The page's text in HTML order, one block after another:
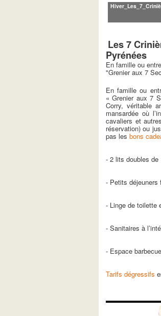
Les 7
Pyrénées
En famille ou
"Grenier aux 7
En famille ou
« Grenier aux 7
Corry, véritable
mansardée où
cavaliers et
réservation) ou
pas les bons
- 2 lits doubles
- Petits déjeuners
- Linge de toilette
- Sanitaires à
- Espace
Tarifs dégressifs